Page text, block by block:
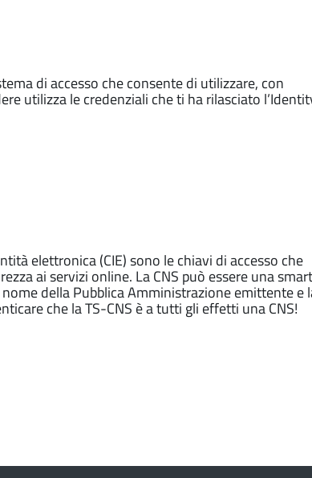
di accesso che consente di utilizzare, con
utilizza le credenziali che ti ha rilasciato
elettronica (CIE) sono le chiavi di accesso che
ai servizi online. La CNS può essere una smart
della Pubblica Amministrazione emittente e
che la TS-CNS è a tutti gli effetti una CNS!